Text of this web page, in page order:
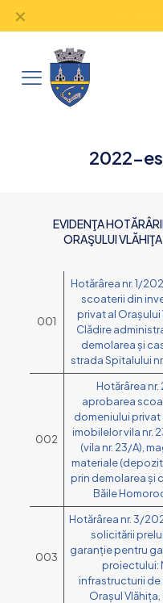
✕
2022-
EVIDENŢA
ORAŞULUI
001
Hotărârea nr. 1/
scoaterii din
privat al
Clădire
demolarea și
strada Spitalului
002
Hotărârea
aprobarea
domeniului privat
imobilelor vila nr.
(vila nr. 23/A),
materiale
prin demolarea și
Băile
003
Hotărârea nr. 3/
solicitării
garanție pentru
proiectului:
infrastructurii
Orașul